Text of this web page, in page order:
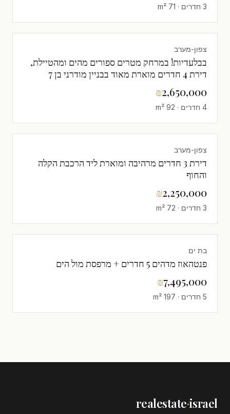
3 חדרים · 71 m²
צפון-מערב
בבלעדיות! במרחק מטרים ספורים מהים ומהטיילת,
דירת 4 חדרים מוארת מאוד בבניין מודרני בן 7